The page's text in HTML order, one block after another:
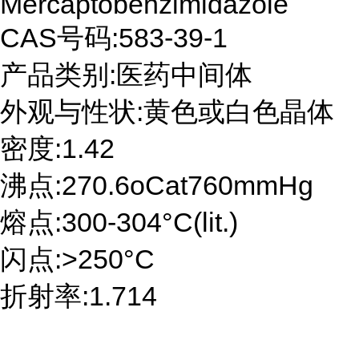
CAS号码:583-39-1
产品类别:医药中间体
外观与性状:黄色或白色晶体
密度:1.42
沸点:270.6oCat760mmHg
熔点:300-304°C(lit.)
闪点:>250°C
折射率:1.714